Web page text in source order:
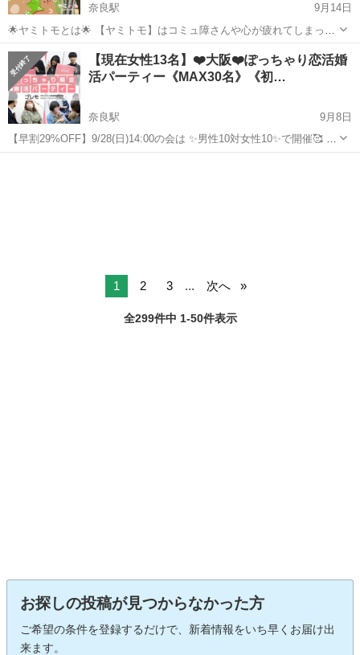
奈良駅
9月14日
🌟ヤミトモとは🌟 【ヤミトモ】はコミュ障さんや心が疲れてしまった
人のための交流会です。 「人見知り」「仕事が辛い」「将来が不安」
「体調不良」、同じ悩みを持った者同士おしゃべりしましょう。 🌟今
回のテーマ：コミュ障編...
奈良 奈良市 奈良駅 パーティー コミュ障
【現在女性13名】❤️大阪❤️ぽっちゃり恋活婚
活パーティー《MAX30名》《初…
奈良駅
9月8日
【早割29%OFF】9/28(日)14:00の会は ✨男性10対女性10✨で開催🥰 現
在の申込者： ■女性 31歳,27歳,33歳,28歳,41歳,40歳,37歳,35歳,23
1 2 3 ... 次へ
全299件中 1-50件表示
お探しの投稿が見つからなかった方
ご希望の条件を登録するだけで、新着情報をいち早くお届け出
来ます。